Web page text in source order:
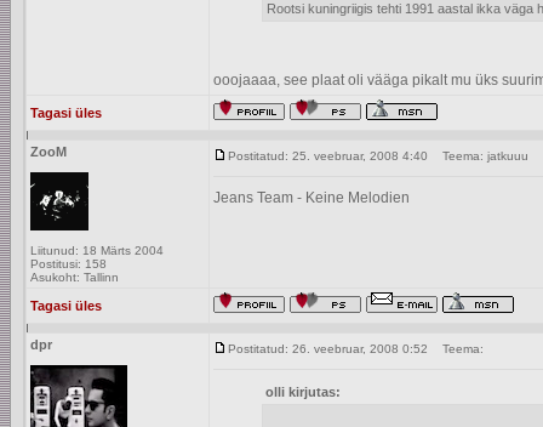
Rootsi kuningriigis tehti 1991 aastal ikka väga
ooojaaaa, see plaat oli vääga pikalt mu üks
Tagasi üles
ZooM
Liitunud: 18 Märts 2004
Postitusi: 158
Asukoht: Tallinn
Postitatud: 25. veebruar, 2008 4:40 Teema: jatkuuu
Jeans Team - Keine Melodien
Tagasi üles
dpr Postitatud: 26. veebruar, 2008 0:52 Teema:
olli kirjutas: